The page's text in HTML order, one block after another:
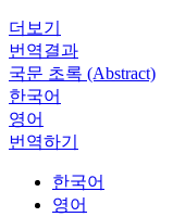
더보기
번역결과
국문 초록 (Abstract)
한국어
영어
번역하기
한국어
영어